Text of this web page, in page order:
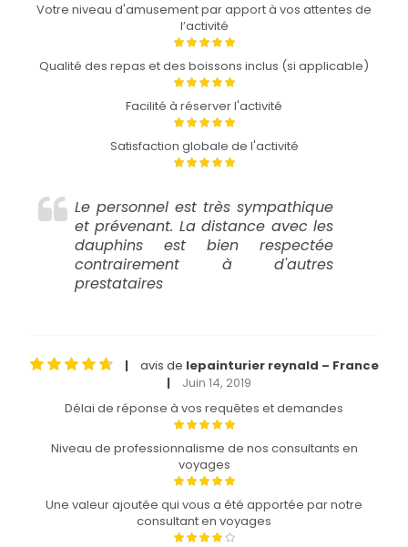
Votre niveau d'amusement par apport à vos attentes de
l’activité
Qualité des repas et des boissons inclus (si applicable)
Facilité à réserver l'activité
Satisfaction globale de l'activité
Le personnel est très sympathique
et prévenant. La distance avec les
dauphins est bien respectée
contrairement à d'autres
prestataires
| avis de lepainturier reynald – France
|
Juin 14, 2019
Délai de réponse à vos requêtes et demandes
Niveau de professionnalisme de nos consultants en
voyages
Une valeur ajoutée qui vous a été apportée par notre
consultant en voyages